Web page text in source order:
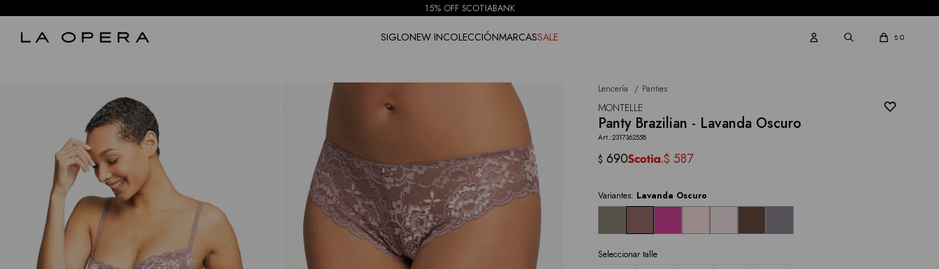
15% OFF SCOTIABANK
SIGLONEW INCOLECCIÓNMARCASSALE $ 0
Lencería Panties
MONTELLE
Panty Brazilian - Lavanda Oscuro
2317362558
$ 690 $ 587
Variantes: Lavanda Oscuro
Seleccionar talle